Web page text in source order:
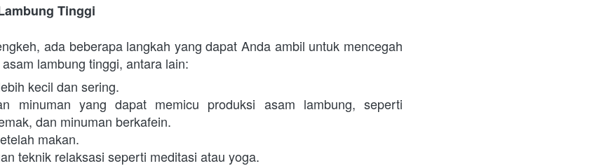
Tinggi
ada beberapa langkah yang dapat Anda ambil untuk mencegah
lambung tinggi, antara lain:
kecil dan sering.
minuman yang dapat memicu produksi asam lambung, seperti
dan minuman berkafein.
makan.
teknik relaksasi seperti meditasi atau yoga.